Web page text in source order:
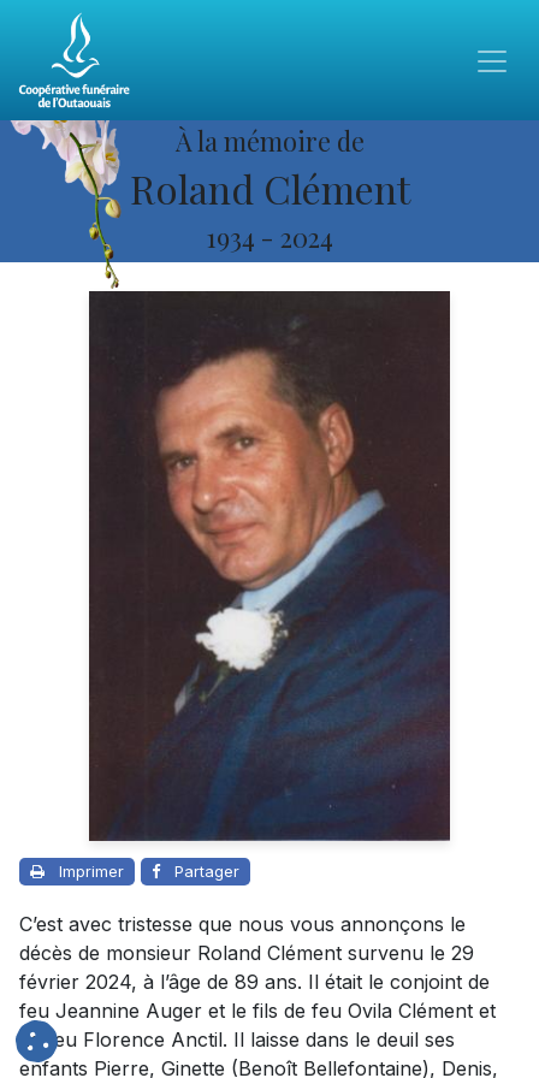
À la mémoire de
Roland Clément
1934 - 2024
Imprimer Partager
C’est avec tristesse que nous vous annonçons le
décès de monsieur Roland Clément survenu le 29
février 2024, à l’âge de 89 ans. Il était le conjoint de
feu Jeannine Auger et le fils de feu Ovila Clément et
de feu Florence Anctil. Il laisse dans le deuil ses
enfants Pierre, Ginette (Benoît Bellefontaine), Denis,